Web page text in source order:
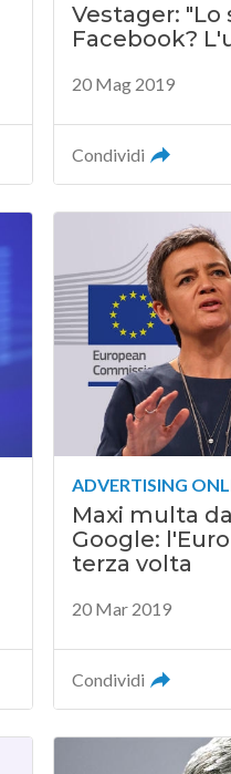
Vestager:
Facebook?
20 Mag 2019
Condividi
ADVERTISING
Maxi multa
Google:
terza volta
20 Mar 2019
Condividi